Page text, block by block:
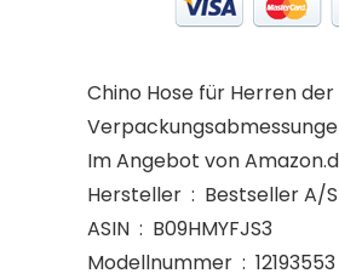
Chino Hose für Herren der
Hersteller ‏ : ‎ Bestseller A/S
ASIN ‏ : ‎ B09HMYFJS3
Modellnummer ‏ : ‎ 12193553